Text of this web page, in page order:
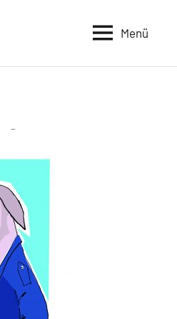
Menü